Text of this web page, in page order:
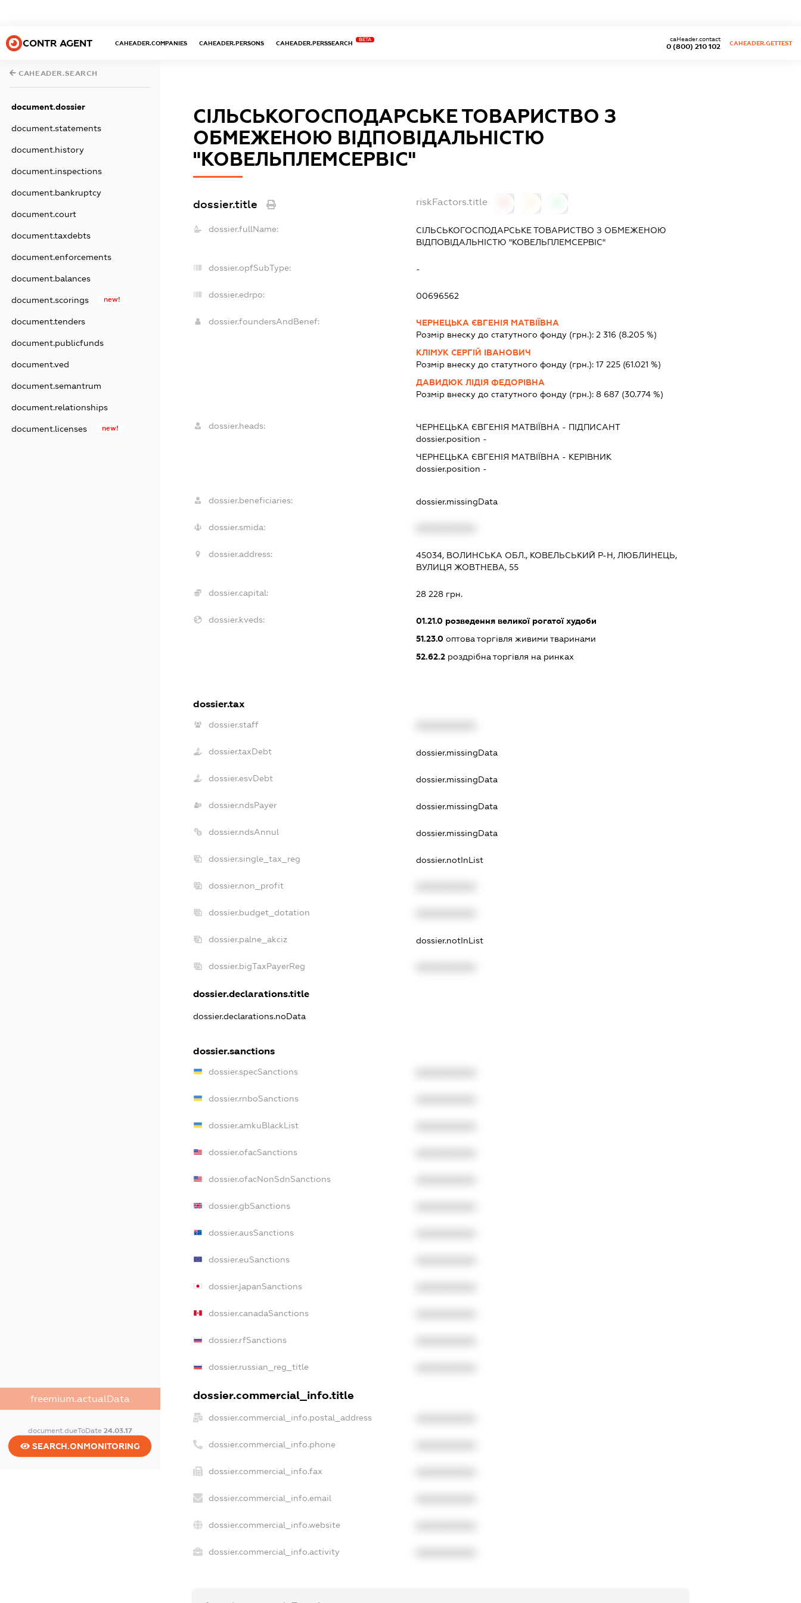
CONTR AGENT CAHEADER.COMPANIES CAHEADER.PERSONS CAHEADER.PERSSEARCH
BETA
0 (800) 210 102
caHeader.contact
CAHEADER.GETTEST
CAHEADER.SEARCH
document.dossier
document.statements
document.history
document.inspections
document.bankruptcy
document.court
document.taxdebts
document.enforcements
document.balances
document.scorings new!
document.tenders
document.publicfunds
document.ved
document.semantrum
document.relationships
document.licenses new!
freemium.actualData
document.dueToDate 24.03.17
SEARCH.ONMONITORING
СІЛЬСЬКОГОСПОДАРСЬКЕ ТОВАРИСТВО З
ОБМЕЖЕНОЮ ВІДПОВІДАЛЬНІСТЮ
"КОВЕЛЬПЛЕМСЕРВІС"
dossier.title riskFactors.title
dossier.fullName:
СІЛЬСЬКОГОСПОДАРСЬКЕ ТОВАРИСТВО З ОБМЕЖЕНОЮ
ВІДПОВІДАЛЬНІСТЮ "КОВЕЛЬПЛЕМСЕРВІС"
dossier.opfSubType: -
dossier.edrpo: 00696562
dossier.foundersAndBenef:
ЧЕРНЕЦЬКА ЄВГЕНІЯ МАТВІЇВНА
Розмір внеску до статутного фонду (грн.): 2 316 (8.205 %)
КЛІМУК СЕРГІЙ ІВАНОВИЧ
Розмір внеску до статутного фонду (грн.): 17 225(61.021 %)
ДАВИДЮК ЛІДІЯ ФЕДОРІВНА
Розмір внеску до статутного фонду (грн.): 8 687(30.774 %)
dossier.heads: ЧЕРНЕЦЬКА ЄВГЕНІЯ МАТВІЇВНА - ПІДПИСАНТ
dossier.position -
ЧЕРНЕЦЬКА ЄВГЕНІЯ МАТВІЇВНА - КЕРІВНИК
dossier.position -
dossier.beneficiaries: dossier.missingData
dossier.smida:
dossier.address:
45034, ВОЛИНСЬКА ОБЛ., КОВЕЛЬСЬКИЙ Р-Н, ЛЮБЛИНЕЦЬ,
ВУЛИЦЯ ЖОВТНЕВА, 55
dossier.capital: 28 228 грн.
dossier.kveds: 01.21.0розведення великої рогатої худоби
51.23.0оптова торгівля живими тваринами
52.62.2роздрібна торгівля на ринках
dossier.tax
dossier.staff
dossier.taxDebt dossier.missingData
dossier.esvDebt dossier.missingData
dossier.ndsPayer dossier.missingData
dossier.ndsAnnul dossier.missingData
dossier.single_tax_reg dossier.notInList
dossier.non_profit
dossier.budget_dotation
dossier.palne_akciz dossier.notInList
dossier.bigTaxPayerReg
dossier.declarations.title
dossier.declarations.noData
dossier.sanctions
dossier.specSanctions
dossier.rnboSanctions
dossier.amkuBlackList
dossier.ofacSanctions
dossier.ofacNonSdnSanctions
dossier.gbSanctions
dossier.ausSanctions
dossier.euSanctions
dossier.japanSanctions
dossier.canadaSanctions
dossier.rfSanctions
dossier.russian_reg_title
dossier.commercial_info.title
dossier.commercial_info.postal_address
dossier.commercial_info.phone
dossier.commercial_info.fax
dossier.commercial_info.email
dossier.commercial_info.website
dossier.commercial_info.activity